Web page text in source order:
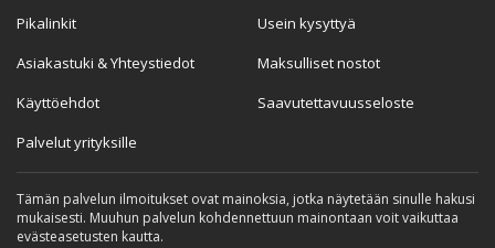
Pikalinkit
Asiakastuki & Yhteystiedot
Käyttöehdot
Palvelut yrityksille
Usein kysyttyä
Maksulliset nostot
Saavutettavuusseloste
Tämän palvelun ilmoitukset ovat mainoksia, jotka näytetään sinulle hakusi
mukaisesti. Muuhun palvelun kohdennettuun mainontaan voit vaikuttaa
evästeasetusten kautta.